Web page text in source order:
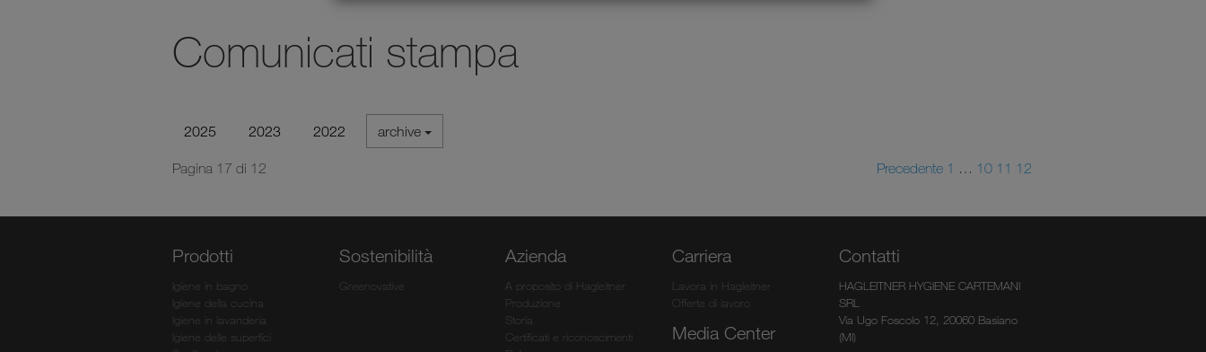
Comunicati stampa
2025 2023 2022 archive
Pagina 17 di 12 Precedente 1 … 10 11 12
Prodotti
Igiene in bagno
Igiene della cucina
Igiene in lavanderia
Igiene delle superfici
Sostenibilità
Greenovative
Azienda
A proposito di Hagleitner
Produzione
Storia
Certificati e riconoscimenti
Carriera
Lavora in Hagleitner
Offerte di lavoro
Media Center
Contatti
HAGLEITNER HYGIENE CARTEMANI
SRL
Via Ugo Foscolo 12, 20060 Basiano
(MI)